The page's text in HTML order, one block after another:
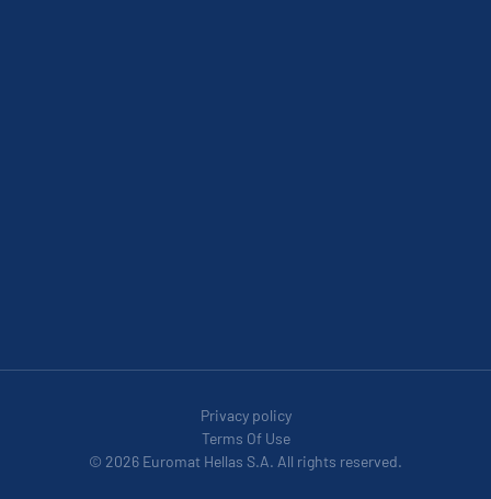
© 2026 Euromat Hellas S.A. All rights reserved.
Privacy policy
Terms Of Use